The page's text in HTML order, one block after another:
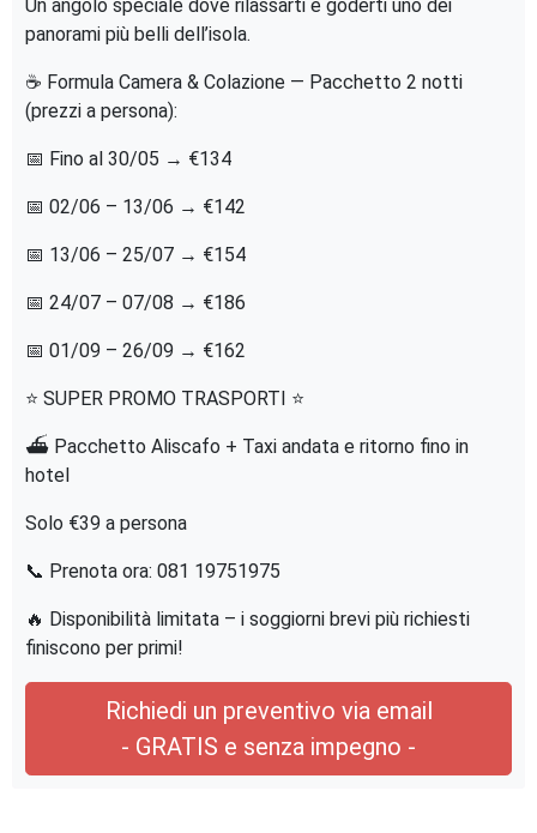
Un angolo speciale dove rilassarti e goderti uno dei
panorami più belli dell’isola.
☕ Formula Camera & Colazione — Pacchetto 2 notti
(prezzi a persona):
📅 Fino al 30/05 → €134
📅 02/06 – 13/06 → €142
📅 13/06 – 25/07 → €154
📅 24/07 – 07/08 → €186
📅 01/09 – 26/09 → €162
⭐ SUPER PROMO TRASPORTI ⭐
⛴️ Pacchetto Aliscafo + Taxi andata e ritorno fino in
hotel
Solo €39 a persona
📞 Prenota ora: 081 19751975
🔥 Disponibilità limitata – i soggiorni brevi più richiesti
finiscono per primi!
Richiedi un preventivo via email
- GRATIS e senza impegno -